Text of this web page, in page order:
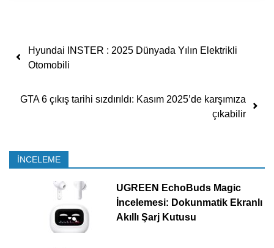
Yazı dolaşımı
Hyundai INSTER : 2025 Dünyada Yılın Elektrikli
Otomobili
GTA 6 çıkış tarihi sızdırıldı: Kasım 2025’de karşımıza
çıkabilir
İNCELEME
UGREEN EchoBuds Magic
İncelemesi: Dokunmatik Ekranlı
Akıllı Şarj Kutusu